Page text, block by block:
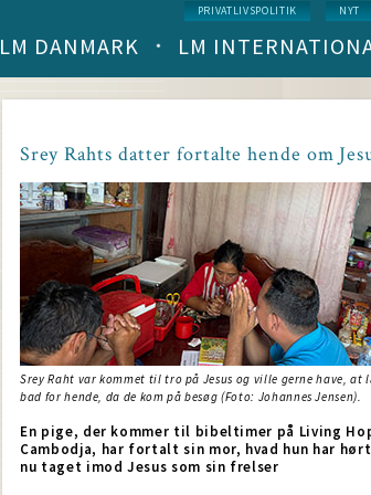
Service
menu
PRIVATLIVSPOLITIK NYT
Main
(level
1)
LM DANMARK LM
Srey Rahts datter fortalte hende om
Srey Raht var kommet til tro på Jesus og ville gerne have, at
bad for hende, da de kom på besøg (Foto: Johannes Jensen).
En pige, der kommer til bibeltimer på Living
Cambodja, har fortalt sin mor, hvad hun har
nu taget imod Jesus som sin frelser